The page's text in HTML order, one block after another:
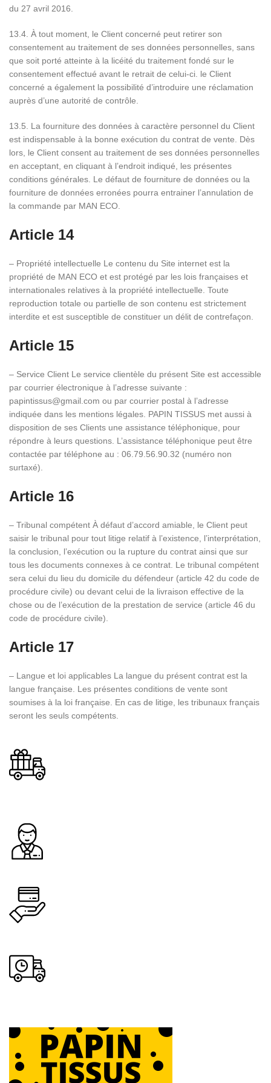
du 27 avril 2016.
13.4. À tout moment, le Client concerné peut retirer son
consentement au traitement de ses données personnelles, sans
que soit porté atteinte à la licéité du traitement fondé sur le
consentement effectué avant le retrait de celui-ci. le Client
concerné a également la possibilité d’introduire une réclamation
auprès d’une autorité de contrôle.
13.5. La fourniture des données à caractère personnel du Client
est indispensable à la bonne exécution du contrat de vente. Dès
lors, le Client consent au traitement de ses données personnelles
en acceptant, en cliquant à l’endroit indiqué, les présentes
conditions générales. Le défaut de fourniture de données ou la
fourniture de données erronées pourra entrainer l’annulation de
la commande par MAN ECO.
Article 14
– Propriété intellectuelle Le contenu du Site internet est la
propriété de MAN ECO et est protégé par les lois françaises et
internationales relatives à la propriété intellectuelle. Toute
reproduction totale ou partielle de son contenu est strictement
interdite et est susceptible de constituer un délit de contrefaçon.
Article 15
– Service Client Le service clientèle du présent Site est accessible
par courrier électronique à l’adresse suivante :
papintissus@gmail.com ou par courrier postal à l’adresse
indiquée dans les mentions légales. PAPIN TISSUS met aussi à
disposition de ses Clients une assistance téléphonique, pour
répondre à leurs questions. L’assistance téléphonique peut être
contactée par téléphone au : 06.79.56.90.32 (numéro non
surtaxé).
Article 16
– Tribunal compétent À défaut d’accord amiable, le Client peut
saisir le tribunal pour tout litige relatif à l’existence, l’interprétation,
la conclusion, l’exécution ou la rupture du contrat ainsi que sur
tous les documents connexes à ce contrat. Le tribunal compétent
sera celui du lieu du domicile du défendeur (article 42 du code de
procédure civile) ou devant celui de la livraison effective de la
chose ou de l’exécution de la prestation de service (article 46 du
code de procédure civile).
Article 17
– Langue et loi applicables La langue du présent contrat est la
langue française. Les présentes conditions de vente sont
soumises à la loi française. En cas de litige, les tribunaux français
seront les seuls compétents.